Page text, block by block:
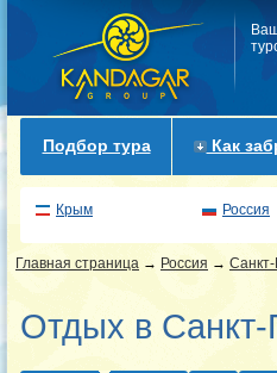
Подбор тура Как
Крым Россия
Главная страница → Россия → Санкт-
Отдых в Санкт-